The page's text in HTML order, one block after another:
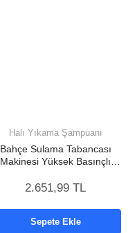
Halı Yıkama Şampuanı
Bahçe Sulama Tabancası
Makinesi Yüksek Basınçlı
2.651,99 TL
Sepete Ekle